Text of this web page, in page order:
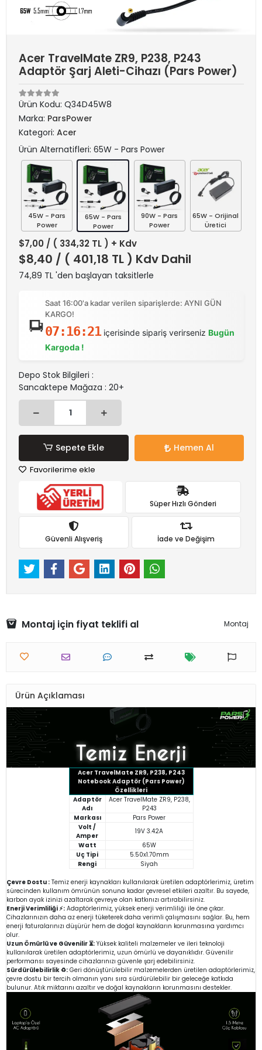
Acer TravelMate ZR9, P238, P243
Adaptör Şarj Aleti-Cihazı (Pars Power)
Ürün Kodu: Q34D45W8
Marka: ParsPower
Kategori: Acer
Ürün Alternatifleri: 65W - Pars Power
45W - Pars
Power
65W - Pars
Power
90W - Pars
Power
65W - Orijinal
Üretici
$7,00 / ( 334,32 TL ) + Kdv
$8,40 / ( 401,18 TL ) Kdv Dahil
74,89 TL 'den başlayan taksitlerle
Saat 16:00'a kadar verilen siparişlerde: AYNI GÜN
KARGO!
07:16:21içerisinde sipariş verirseniz Bugün
Kargoda !
Depo Stok Bilgileri :
Sancaktepe Mağaza : 20+
Sepete Ekle Hemen Al
Favorilerime ekle
Süper Hızlı Gönderi
Güvenli Alışveriş İade ve Değişim
Montaj için fiyat teklifi al Montaj
Ürün Açıklaması
Acer TravelMate ZR9, P238, P243
Notebook Adaptör (Pars Power)
Özellikleri
Adaptör
Adı
Acer TravelMate ZR9, P238,
P243
Markası
Pars Power
Volt /
Amper
19V 3.42A
Watt
65W
Uç Tipi
5.50x1.70mm
Rengi
Siyah
Çevre Dostu : Temiz enerji kaynakları kullanılarak üretilen adaptörlerimiz, üretim
sürecinden kullanım ömrünün sonuna kadar çevresel etkileri azaltır. Bu sayede,
karbon ayak izinizi azaltarak çevreye olan katkınızı artırabilirsiniz.
Enerji Verimliliği ⚡: Adaptörlerimiz, yüksek enerji verimliliği ile öne çıkar.
Cihazlarınızın daha az enerji tüketerek daha verimli çalışmasını sağlar. Bu, hem
enerji faturalarınızı düşürür hem de doğal kaynakların korunmasına yardımcı
olur.
Uzun Ömürlü ve Güvenilir ⏳: Yüksek kaliteli malzemeler ve ileri teknoloji
kullanılarak üretilen adaptörlerimiz, uzun ömürlü ve dayanıklıdır. Güvenilir
performansı sayesinde cihazlarınızı güvenle şarj edebilirsiniz.
Sürdürülebilirlik ♻️: Geri dönüştürülebilir malzemelerden üretilen adaptörlerimiz,
çevre dostu bir tercih olmanın yanı sıra sürdürülebilir bir geleceğe katkıda
bulunur. Atık miktarını azaltır ve doğal kaynakların korunmasını destekler.